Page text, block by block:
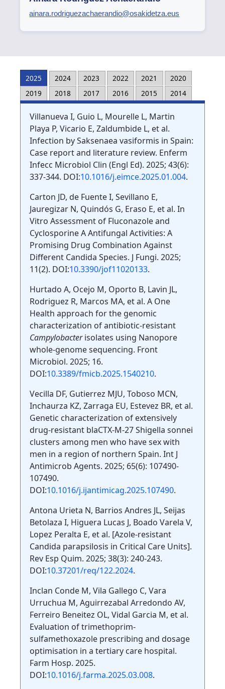
ainara.rodriguezachaerandio@osakidetza.eus
2025 2024 2023 2022 2021
2020
2019
2018 2017 2016 2015 2014
Villanueva I, Guio L, Mourelle L, Martin
Playa P, Vicario E, Zaldumbide L, et al.
Infection by Saksenaea vasiformis in Spain:
Case report and literature review. Enferm
Infecc Microbiol Clin (Engl Ed). 2025; 43(6):
337-344. DOI:10.1016/j.eimce.2025.01.004.
Carton JD, de Fuente I, Sevillano E,
Jauregizar N, Quindós G, Eraso E, et al. In
Vitro Assessment of Fluconazole and
Cyclosporine A Antifungal Activities: A
Promising Drug Combination Against
Different Candida Species. J Fungi. 2025;
11(2). DOI:10.3390/jof11020133.
Hurtado A, Ocejo M, Oporto B, Lavin JL,
Rodriguez R, Marcos MA, et al. A One
Health approach for the genomic
characterization of antibiotic-resistant
Campylobacterisolates using Nanopore
whole-genome sequencing. Front
Microbiol. 2025; 16.
DOI:10.3389/fmicb.2025.1540210.
Vecilla DF, Gutierrez MJU, Toboso MCN,
Inchaurza KZ, Zarraga EU, Estevez BR, et al.
Genetic characterization of extensively
drug-resistant blaCTX-M-27 Shigella sonnei
clusters among men who have sex with
men in a region of northern Spain. Int J
Antimicrob Agents. 2025; 65(6): 107490-
107490.
DOI:10.1016/j.ijantimicag.2025.107490.
Antona Urieta N, Barrios Andres JL, Seijas
Betolaza I, Higuera Lucas J, Boado Varela V,
Lopez Peralta E, et al. [Azole-resistant
Candida parapsilosis in Critical Care Units].
Rev Esp Quim. 2025; 38(3): 240-243.
DOI:10.37201/req/122.2024.
Inclan Conde M, Vila Gallego C, Vara
Urruchua M, Aguirrezabal Arredondo AV,
Ferreiro Beneitez OL, Vidal Garcia M, et al.
Evaluation of trimethoprim-
sulfamethoxazole prescribing and dosage
optimisation in a tertiary care hospital.
Farm Hosp. 2025.
DOI:10.1016/j.farma.2025.03.008.